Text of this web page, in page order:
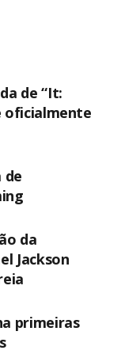
de “It:
oficialmente
de
da
Jackson
primeiras